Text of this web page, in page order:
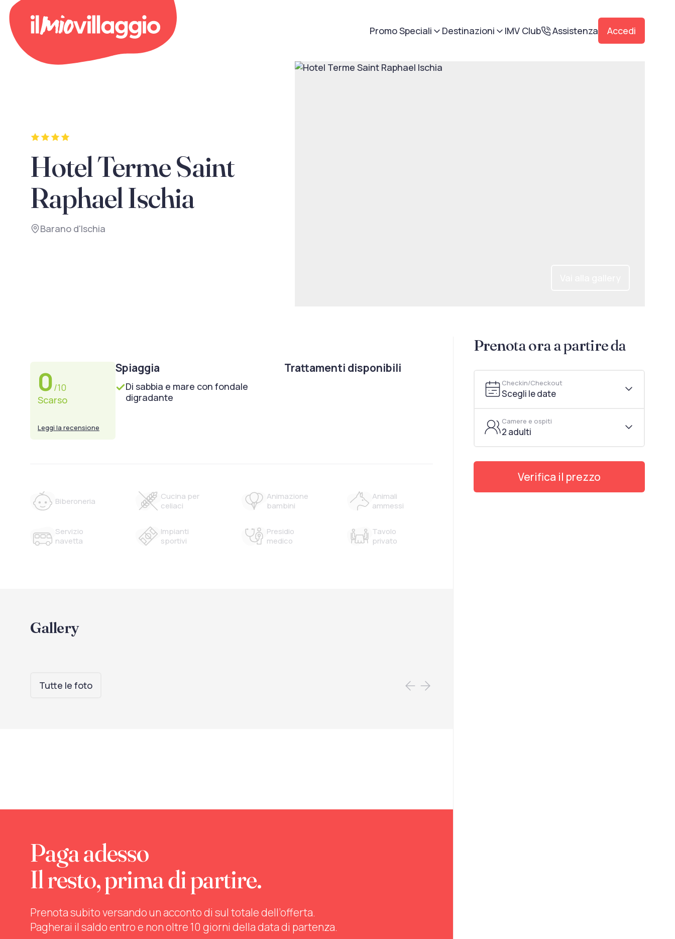
Promo Speciali Destinazioni IMV Club Assistenza Accedi
Hotel Terme Saint
Raphael Ischia
Barano d'Ischia
Prenota ora a partire da
Checkin/Checkout
Scegli le date
Camere e ospiti
2 adulti
Verifica il prezzo
0/10
Scarso
Leggi la recensione
Spiaggia
Di sabbia e mare con fondale
digradante
Trattamenti disponibili
Biberoneria
Cucina per
celiaci
Animazione
bambini
Animali
ammessi
Servizio
navetta
Impianti
sportivi
Presidio
medico
Tavolo
privato
Gallery
Tutte le foto
Paga adesso
Il resto, prima di partire.
Prenota subito versando un acconto di sul totale dell’offerta.
Pagherai il saldo entro e non oltre 10 giorni della data di partenza.